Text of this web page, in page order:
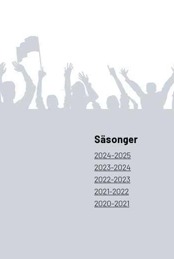
Säsonger
2024-2025
2023-2024
2022-2023
2021-2022
2020-2021